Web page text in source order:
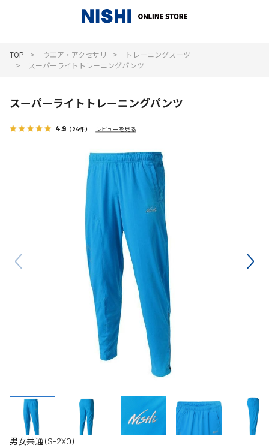
TOP ウエア・アクセサリ
トレーニングスーツ
スーパーライトトレーニングパンツ
スーパーライトトレーニングパンツ
4.9 （24件） レビューを見る
男女共通 (S-2XO)